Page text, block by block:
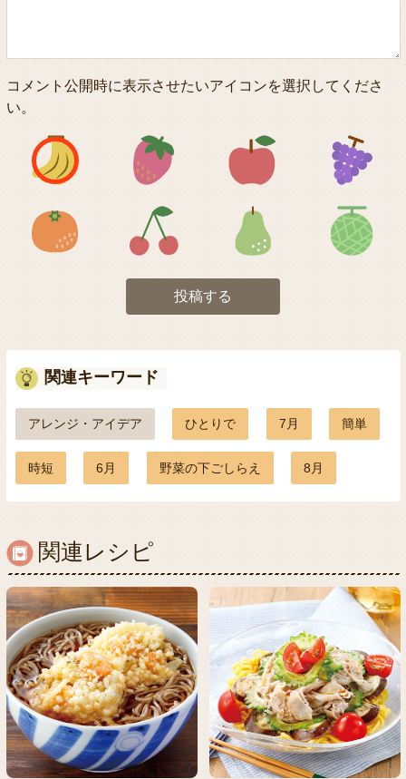
コメント公開時に表示させたいアイコンを選択してくださ
い。
アイコン1 アイコン2 アイコン3
アイコン5 アイコン6 アイコン7
投稿する
関連キーワード
アレンジ・アイデア ひとりで 7月 簡単
時短 6月 野菜の下ごしらえ 8月
関連レシピ